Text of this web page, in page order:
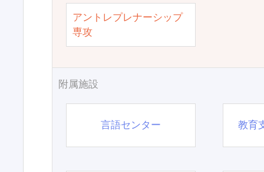
アントレプレナーシップ
専攻
附属施設
言語センター 教育